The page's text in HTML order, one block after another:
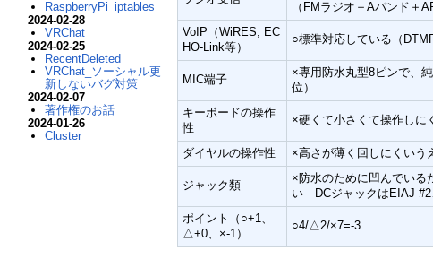
（FMラジオ＋Aバンド＋
VoIP（WiRES, EC
HO-Link等）
○標準対応している（
MIC端子
×専用防水丸型8ピンで、
位）
キーボードの操作
性
×硬くて小さくて操作しに
ダイヤルの操作性 ×高さが薄く回しにくいう
ジャック類
×防水のために凹んでいる
い DCジャックはEIAJ #2
ポイント（○+1、
△+0、×-1）
○4/△2/×7=-3
RaspberryPi_iptables
2024-02-28
VRChat
2024-02-25
RecentDeleted
VRChat_ソーシャル更
新しないバグ対策
2024-02-07
著作権のお話
2024-01-26
Cluster